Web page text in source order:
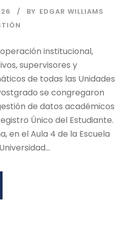
BY EDGAR WILLIAMS
institucional,
supervisores y
de todas las Unidades
se congregaron
de datos académicos
Único del Estudiante.
en el Aula 4 de la Escuela